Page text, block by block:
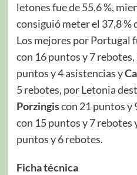
letones fue de 55,6 %,
consiguió meter el 37,8 %
Los mejores por Portugal
con 16 puntos y 7 rebotes,
puntos y 4 asistencias y
5 rebotes, por Letonia
Porzingiscon 21 puntos y
con 15 puntos y 7 rebotes
puntos y 6 rebotes.
Ficha técnica